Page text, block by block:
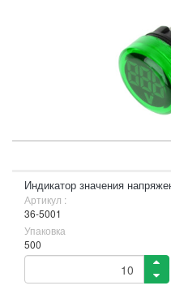
Индикатор значения
Артикул :
36-5001
Упаковка
500